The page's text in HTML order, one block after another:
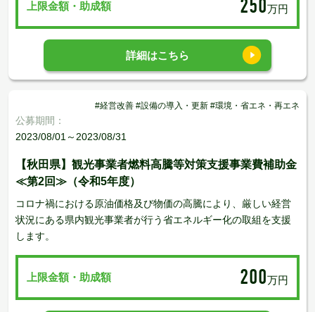
上限金額・助成額 250万円
詳細はこちら
#経営改善 #設備の導入・更新 #環境・省エネ・再エネ
公募期間：
2023/08/01～2023/08/31
【秋田県】観光事業者燃料高騰等対策支援事業費補助金
≪第2回≫（令和5年度）
コロナ禍における原油価格及び物価の高騰により、厳しい経営
状況にある県内観光事業者が行う省エネルギー化の取組を支援
します。
上限金額・助成額 200万円